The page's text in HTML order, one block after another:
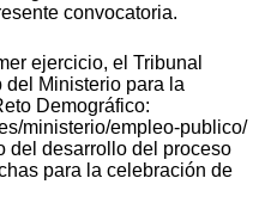
convocatoria.
ejercicio, el Tribunal
Ministerio para la
Demográfico:
ministerio/empleo-publico/
del desarrollo del proceso
para la celebración de